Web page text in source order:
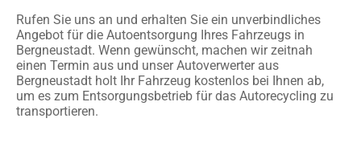
Rufen Sie uns an und erhalten Sie ein unverbindliches
Angebot für die Autoentsorgung Ihres Fahrzeugs in
Bergneustadt. Wenn gewünscht, machen wir zeitnah
einen Termin aus und unser Autoverwerter aus
Bergneustadt holt Ihr Fahrzeug kostenlos bei Ihnen ab,
um es zum Entsorgungsbetrieb für das Autorecycling zu
transportieren.